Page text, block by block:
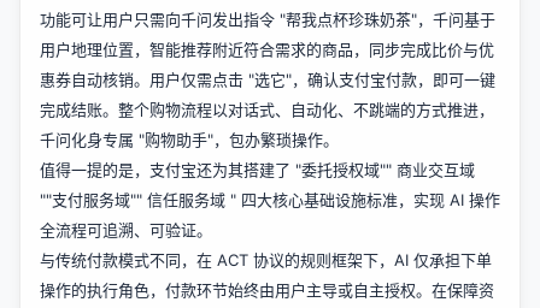
功能可让用户只需向千问发出指令 "帮我点杯珍珠奶茶"，千问基于
用户地理位置，智能推荐附近符合需求的商品，同步完成比价与优
惠券自动核销。用户仅需点击 "选它"，确认支付宝付款，即可一键
完成结账。整个购物流程以对话式、自动化、不跳端的方式推进，
千问化身专属 "购物助手"，包办繁琐操作。
值得一提的是，支付宝还为其搭建了 "委托授权域"" 商业交互域
""支付服务域"" 信任服务域 " 四大核心基础设施标准，实现 AI 操作
全流程可追溯、可验证。
与传统付款模式不同，在 ACT 协议的规则框架下，AI 仅承担下单
操作的执行角色，付款环节始终由用户主导或自主授权。在保障资